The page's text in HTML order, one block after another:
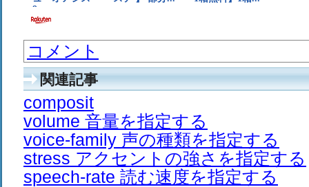
コメント
関連記事
composit
volume 音量を指定する
voice-family 声の種類を指定する
stress アクセントの強さを指定する
speech-rate 読む速度を指定する